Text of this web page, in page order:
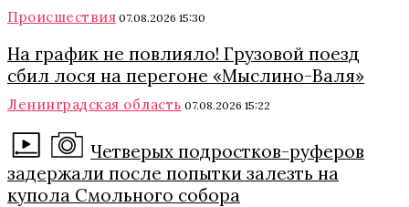
Происшествия 07.08.2026 15:30
На график не повлияло! Грузовой поезд
сбил лося на перегоне «Мыслино-Валя»
Ленинградская область 07.08.2026 15:22
Четверых подростков-руферов
задержали после попытки залезть на
купола Смольного собора